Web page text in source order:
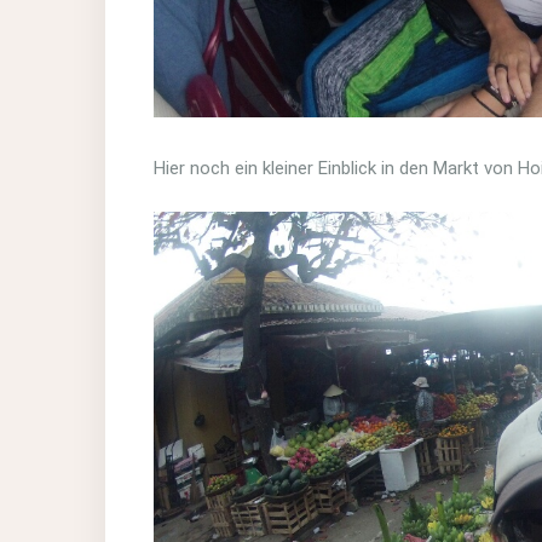
Hier noch ein kleiner Einblick in den Markt von